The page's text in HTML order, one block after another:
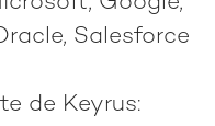
Salesforce
de Keyrus: